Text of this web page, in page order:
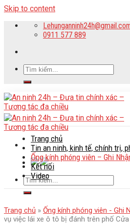
Skip to content
0911 577 889
Trang chủ
Tin an ninh, kinh tế, chính trị,
Ống kính phóng viên – Ghi
Kết nối
Video
Trang chủ » Ống kính phóng viên - Ghi
vụ việc lái xe ô tô bị đánh trên phố